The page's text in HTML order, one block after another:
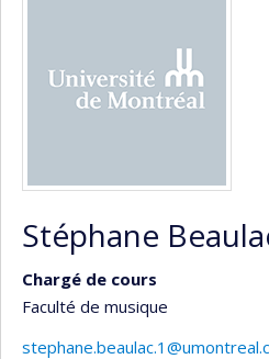
Stéphane
Chargé de cours
Faculté de musique